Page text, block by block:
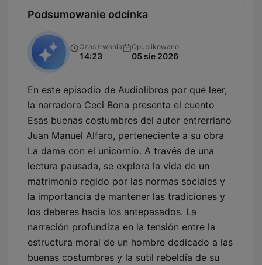
Podsumowanie odcinka
Czas trwania
14:23
Opublikowano
05 sie 2026
En este episodio de Audiolibros por qué leer,
la narradora Ceci Bona presenta el cuento
Esas buenas costumbres del autor entrerriano
Juan Manuel Alfaro, perteneciente a su obra
La dama con el unicornio. A través de una
lectura pausada, se explora la vida de un
matrimonio regido por las normas sociales y
la importancia de mantener las tradiciones y
los deberes hacia los antepasados. La
narración profundiza en la tensión entre la
estructura moral de un hombre dedicado a las
buenas costumbres y la sutil rebeldía de su